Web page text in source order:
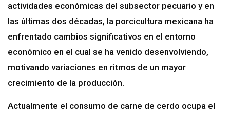
actividades económicas del subsector pecuario y en
las últimas dos décadas, la porcicultura mexicana ha
enfrentado cambios significativos en el entorno
económico en el cual se ha venido desenvolviendo,
motivando variaciones en ritmos de un mayor
crecimiento de la producción.
Actualmente el consumo de carne de cerdo ocupa el